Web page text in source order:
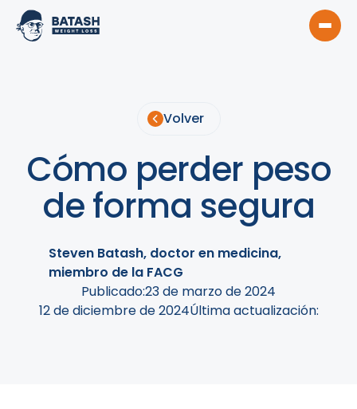
Volver
Cómo perder peso
de forma segura
Steven Batash, doctor en medicina,
miembro de la FACG
Publicado:23 de marzo de 2024
12 de diciembre de 2024Última actualización: